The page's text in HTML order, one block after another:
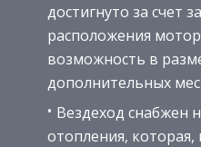
достигнуто за счет
расположения
возможность в
дополнительных
Вездеход снабжен
отопления, которая,